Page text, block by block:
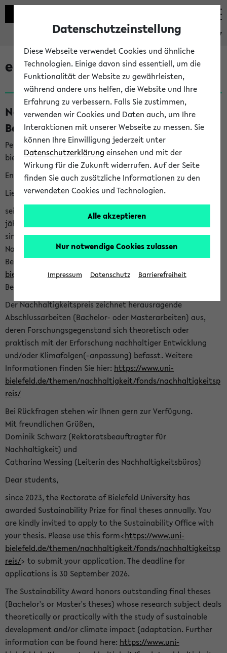
eKVV
eKVV News
Nachhaltigkeitspreis 2026:
Bewerbungsphase gestartet (06.08.26)
Per E-Mail eingestellt von nachhaltigkeitsbuero@uni-
bielefeld.de an den Verteiler 'Alle Studierenden':
English version below
Liebe Studierende,
seit 2023 verleiht das Rektorat der Universität Bielefeld
jährlich den Nachhaltigkeitspreis für Abschlussarbeiten. Sie
sind herzlich eingeladen sich mit Ihrer Abschlussarbeit beim
Nachhaltigkeitsbüro zu bewerben. Bitte nutzen Sie für Ihre
Bewerbung dieses Formular<https://formulare.uni-
bielefeld.de/frontend-server/form/provide/913/>. Die
Bewerbungsfrist endet am 30.09.2026.
Der Nachhaltigkeitspreis zeichnet herausragende
Abschlussarbeiten (Bachelor- oder Masterarbeiten) aus,
deren Forschungsgegenstand sich theoretisch oder
praktisch mit der Erforschung nachhaltiger Entwicklung
und/oder Klimafolgen(-anpassung) befasst. Weitere
Informationen finden Sie hier: https://www.uni-
bielefeld.de/themen/nachhaltigkeit/fonds/nachhaltigkeitsp
reis/
Bei Rückfragen stehen wir Ihnen gern zur Verfügung.
Mit freundlichen Grüßen,
Dominik Schwarz (Rektoratsbeauftragter für
Nachhaltigkeit) und
Catharina Wessing (Leiterin des Nachhaltigkeitsbüros)
Dear students,
since 2023, the Rectorate of Bielefeld University has
awarded Sustainability Prize for final theses annually. You
are kindly invited to apply to the Sustainability Office with
your thesis. Please use this form<https://www.uni-
bielefeld.de/themen/nachhaltigkeit/fonds/nachhaltigkeitsp
reis/> to submit your application. The deadline for
applications is 30 September 2026.
The Sustainability Award honors outstanding final theses
(Bachelor's or Master's theses) whose research subject deals
theoretically or practically with the study of sustainable
development and/or climate impact (adaptation. Further
information can be found here: https://www.uni-
Datenschutzeinstellung
Diese Webseite verwendet Cookies und ähnliche
Technologien. Einige davon sind essentiell, um die
Funktionalität der Website zu gewährleisten,
während andere uns helfen, die Website und Ihre
Erfahrung zu verbessern. Falls Sie zustimmen,
verwenden wir Cookies und Daten auch, um Ihre
Interaktionen mit unserer Webseite zu messen. Sie
können Ihre Einwilligung jederzeit unter
Datenschutzerklärung einsehen und mit der
Wirkung für die Zukunft widerrufen. Auf der Seite
finden Sie auch zusätzliche Informationen zu den
verwendeten Cookies und Technologien.
Alle akzeptieren
Nur notwendige Cookies zulassen
Impressum Datenschutz Barrierefreiheit